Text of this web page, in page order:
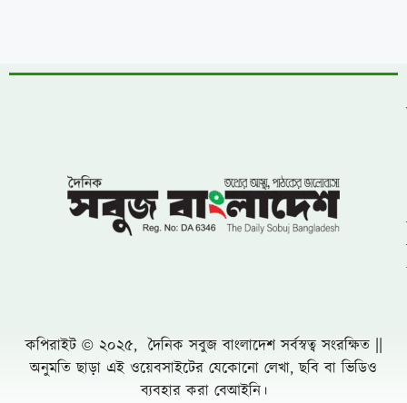
কপিরাইট © ২০২৫, দৈনিক সবুজ বাংলাদেশ সর্বস্বত্ব সংরক্ষিত ||
অনুমতি ছাড়া এই ওয়েবসাইটের যেকোনো লেখা, ছবি বা ভিডিও
ব্যবহার করা বেআইনি।